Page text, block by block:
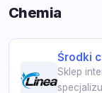
Chemia
Środki
Sklep